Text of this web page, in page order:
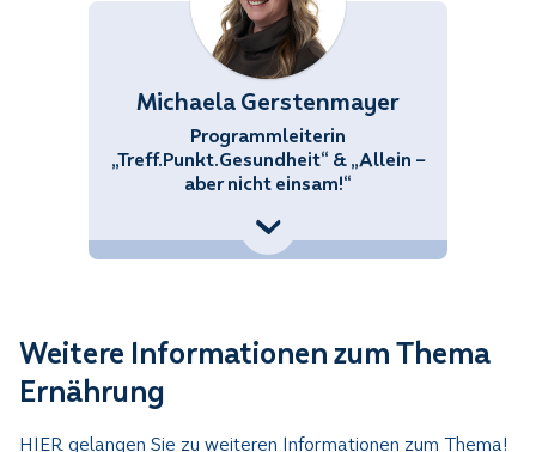
Michaela Gerstenmayer
Programmleiterin
„Treff.Punkt.Gesundheit“ & „Allein –
aber nicht einsam!“
Weitere Informationen zum Thema
Ernährung
HIER gelangen Sie zu weiteren Informationen zum Thema!